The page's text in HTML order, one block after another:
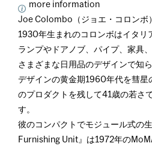
more information
Joe Colombo（ジョエ・コロンボ）
1930年生まれのコロンボはイタリ
ランプやドアノブ、パイプ、家具
さまざまな日用品のデザインで知
デザインの黄金期1960年代を彗星
のプロダクトを残して41歳の若さ
す。
彼のコンパクトでモジュール式の
Furnishing Unit』は1972年の